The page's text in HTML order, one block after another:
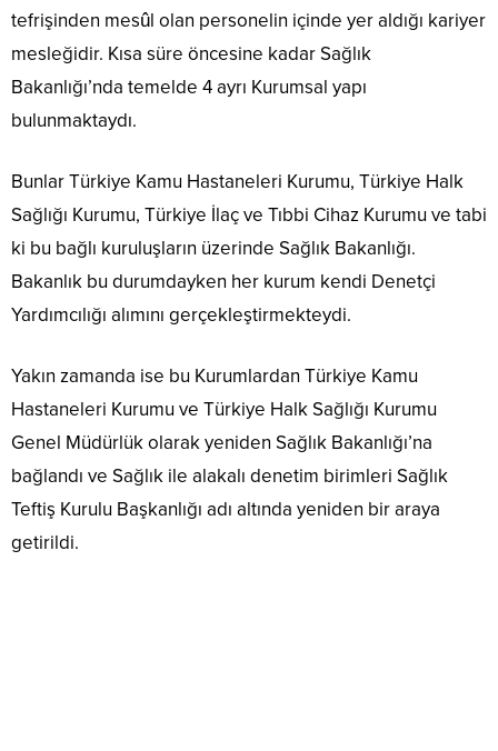
tefrişinden mesûl olan personelin içinde yer aldığı kariyer
mesleğidir. Kısa süre öncesine kadar Sağlık
Bakanlığı’nda temelde 4 ayrı Kurumsal yapı
bulunmaktaydı.
Bunlar Türkiye Kamu Hastaneleri Kurumu, Türkiye Halk
Sağlığı Kurumu, Türkiye İlaç ve Tıbbi Cihaz Kurumu ve tabi
ki bu bağlı kuruluşların üzerinde Sağlık Bakanlığı.
Bakanlık bu durumdayken her kurum kendi Denetçi
Yardımcılığı alımını gerçekleştirmekteydi.
Yakın zamanda ise bu Kurumlardan Türkiye Kamu
Hastaneleri Kurumu ve Türkiye Halk Sağlığı Kurumu
Genel Müdürlük olarak yeniden Sağlık Bakanlığı’na
bağlandı ve Sağlık ile alakalı denetim birimleri Sağlık
Teftiş Kurulu Başkanlığı adı altında yeniden bir araya
getirildi.